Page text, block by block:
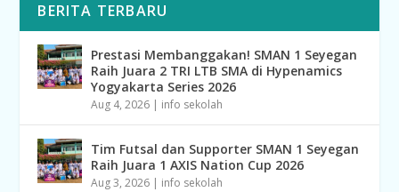
BERITA TERBARU
Prestasi Membanggakan! SMAN 1 Seyegan
Raih Juara 2 TRI LTB SMA di Hypenamics
Yogyakarta Series 2026
Aug 4, 2026 | info sekolah
Tim Futsal dan Supporter SMAN 1 Seyegan
Raih Juara 1 AXIS Nation Cup 2026
Aug 3, 2026 | info sekolah